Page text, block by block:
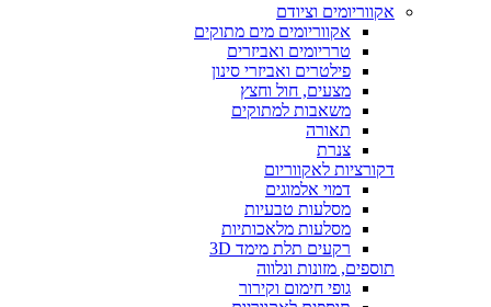
אקווריומים וציודם
אקווריומים מים מתוקים
טרריומים ואביזרים
פילטרים ואביזרי סינון
מצעים, חול וחצץ
משאבות למתוקים
תאורה
צנרת
דקורציות לאקווריום
דמוי אלמוגים
מסלעות טבעיות
מסלעות מלאכותיות
רקעים תלת מימד 3D
תוספים, מזונות ונלווה
גופי חימום וקירור